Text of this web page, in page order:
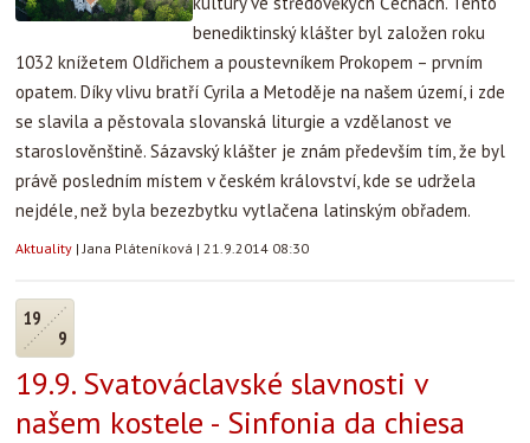
benediktinský klášter byl založen roku
1032 knížetem Oldřichem a poustevníkem Prokopem – prvním
opatem. Díky vlivu bratří Cyrila a Metoděje na našem území, i zde
se slavila a pěstovala slovanská liturgie a vzdělanost ve
staroslověnštině. Sázavský klášter je znám především tím, že byl
právě posledním místem v českém království, kde se udržela
nejdéle, než byla bezezbytku vytlačena latinským obřadem.
Aktuality |Jana Pláteníková | 21.9.2014 08:30
19
9
19.9. Svatováclavské slavnosti v
našem kostele - Sinfonia da chiesa